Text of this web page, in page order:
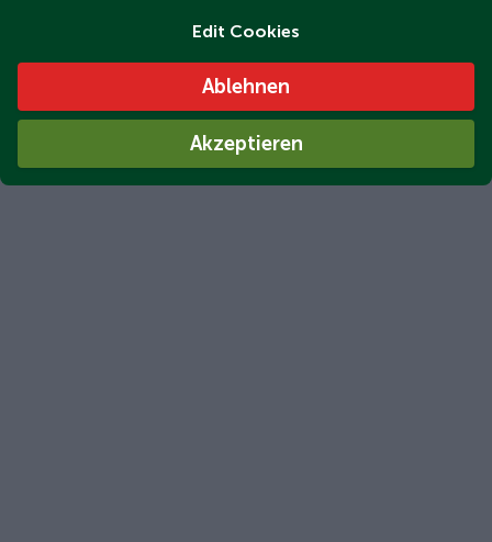
Edit Cookies
Ablehnen
Akzeptieren